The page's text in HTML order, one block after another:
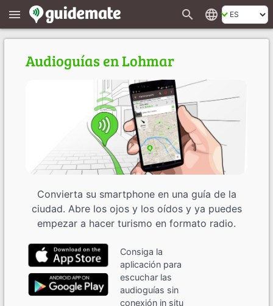
menu search language
Audioguías en Lohmar
Convierta su smartphone en una guía de la
ciudad. Abre los ojos y los oídos y ya puedes
empezar a hacer turismo en formato radio.
Consiga la
aplicación para
escuchar las
audioguías sin
conexión in situ